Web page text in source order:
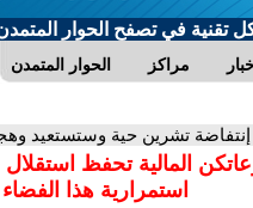
تقنية في تصفح الحوار
الحوار المتمدن مراكز
تشرين حية وستستعيد
المالية تحفظ
استمرارية هذا